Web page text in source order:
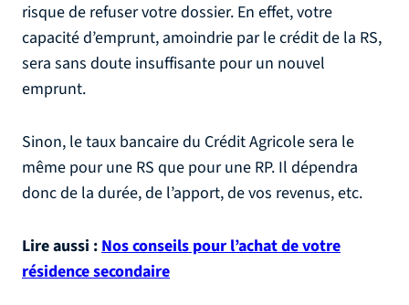
risque de refuser votre dossier. En effet, votre
capacité d’emprunt, amoindrie par le crédit de la RS,
sera sans doute insuffisante pour un nouvel
emprunt.
Sinon, le taux bancaire du Crédit Agricole sera le
même pour une RS que pour une RP. Il dépendra
donc de la durée, de l’apport, de vos revenus, etc.
Lire aussi :Nos conseils pour l’achat de votre
résidence secondaire